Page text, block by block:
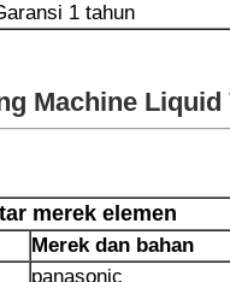
1 tahun
Machine
merek elemen
Merek dan bahan
panasonic